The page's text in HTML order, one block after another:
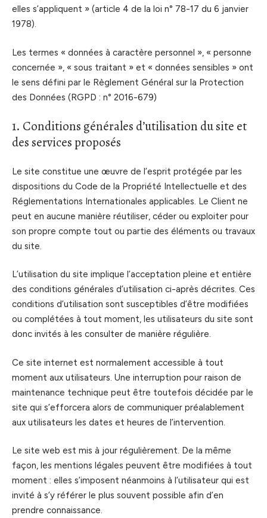
elles s’appliquent » (article 4 de la loi n° 78-17 du 6 janvier
1978).
Les termes « données à caractère personnel », « personne
concernée », « sous traitant » et « données sensibles » ont
le sens défini par le Règlement Général sur la Protection
des Données (RGPD : n° 2016-679)
1. Conditions générales d’utilisation du site et
des services proposés
Le site constitue une œuvre de l’esprit protégée par les
dispositions du Code de la Propriété Intellectuelle et des
Réglementations Internationales applicables. Le Client ne
peut en aucune manière réutiliser, céder ou exploiter pour
son propre compte tout ou partie des éléments ou travaux
du site.
L’utilisation du site implique l’acceptation pleine et entière
des conditions générales d’utilisation ci-après décrites. Ces
conditions d’utilisation sont susceptibles d’être modifiées
ou complétées à tout moment, les utilisateurs du site sont
donc invités à les consulter de manière régulière.
Ce site internet est normalement accessible à tout
moment aux utilisateurs. Une interruption pour raison de
maintenance technique peut être toutefois décidée par le
site qui s’efforcera alors de communiquer préalablement
aux utilisateurs les dates et heures de l’intervention.
Le site web est mis à jour régulièrement. De la même
façon, les mentions légales peuvent être modifiées à tout
moment : elles s’imposent néanmoins à l’utilisateur qui est
invité à s’y référer le plus souvent possible afin d’en
prendre connaissance.